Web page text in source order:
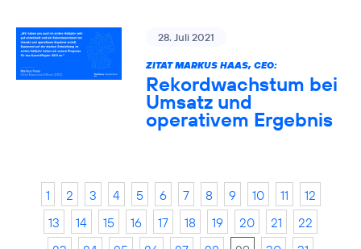
28. Juli 2021
ZITAT MARKUS HAAS, CEO:
Rekordwachstum bei
Umsatz und
operativem Ergebnis
1 2 3 4 5 6 7 8 9 10 11
12
13
14 15 16 17 18 19 20 21
22